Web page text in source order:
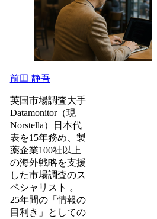
前田 静吾
英国市場調査大手
Datamonitor（現
Norstella）日本代
表を15年務め、製
薬企業100社以上
の海外戦略を支援
した市場調査のス
ペシャリスト 。
25年間の「情報の
目利き」としての